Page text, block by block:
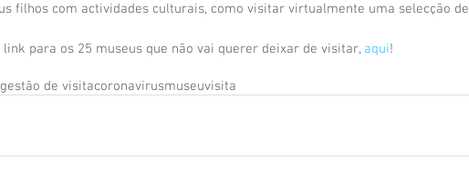
filhos com actividades culturais, como visitar virtualmente uma selecção de
link para os 25 museus que não vai querer deixar de visitar, aqui!
de visitacoronavirusmuseuvisita